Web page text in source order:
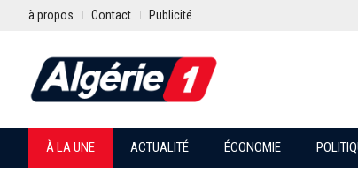
à propos Contact Publicité
À LA UNE ACTUALITÉ ÉCONOMIE